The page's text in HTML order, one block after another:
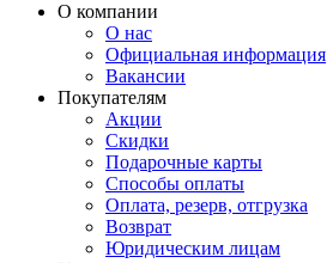
О компании
О нас
Официальная информация
Вакансии
Покупателям
Акции
Скидки
Подарочные карты
Способы оплаты
Оплата, резерв, отгрузка
Возврат
Юридическим лицам